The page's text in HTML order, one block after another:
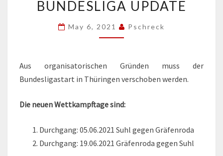
UPDATE
BUNDESLIGA UPDATE
May 6, 2021 Pschreck
Aus organisatorischen Gründen muss der
Bundesligastart in Thüringen verschoben werden.
Die neuen Wettkampftage sind:
Durchgang: 05.06.2021 Suhl gegen Gräfenroda
Durchgang: 19.06.2021 Gräfenroda gegen Suhl